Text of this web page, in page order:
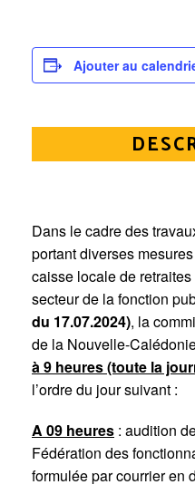
Ajouter au
Dans le cadre des
portant diverses
caisse locale de
secteur de la fonction
du 17.07.2024), la
de la Nouvelle-
à 9 heures (toute la
l’ordre du jour suivant :
A 09 heures : audition
Fédération des
formulée par courrier en